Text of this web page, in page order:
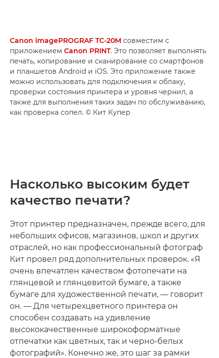
Canon imagePROGRAF TC-20M совместим с
приложением Canon PRINT. Это позволяет выполнять
печать, копирование и сканирование со смартфонов
и планшетов Android и iOS. Это приложение также
можно использовать для подключения к облаку,
проверки состояния принтера и уровня чернил, а
также для выполнения таких задач по обслуживанию,
как проверка сопел. © Кит Купер
Насколько высоким будет
качество печати?
Этот принтер предназначен, прежде всего, для
небольших офисов, магазинов, школ и других
отраслей, но как профессиональный фотограф
Кит провел ряд дополнительных проверок. «Я
очень впечатлен качеством фотопечати на
глянцевой и глянцевитой бумаге, а также
бумаге для художественной печати, — говорит
он. — Для четырехцветного принтера он
способен создавать на удивление
высококачественные широкоформатные
отпечатки как цветных, так и черно-белых
фотографий». Конечно же, это шаг за рамки